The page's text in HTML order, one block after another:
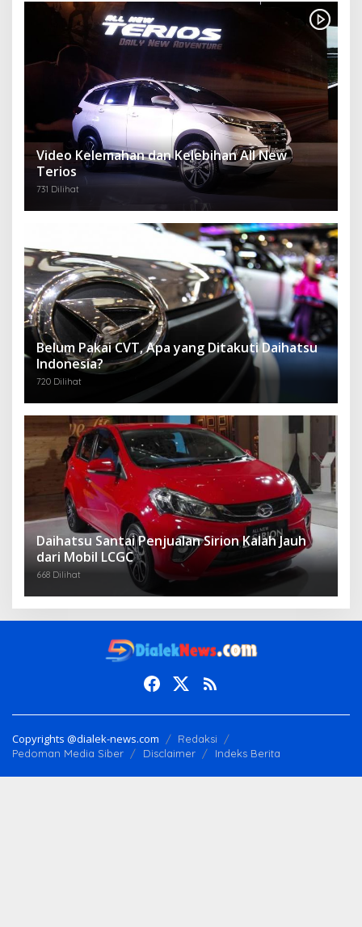
Video Kelemahan dan Kelebihan All New
Terios
731 Dilihat
Belum Pakai CVT, Apa yang Ditakuti Daihatsu
Indonesia?
720 Dilihat
Daihatsu Santai Penjualan Sirion Kalah Jauh
dari Mobil LCGC
668 Dilihat
Copyrights @dialek-news.com
Redaksi
Pedoman Media Siber
Disclaimer Indeks Berita